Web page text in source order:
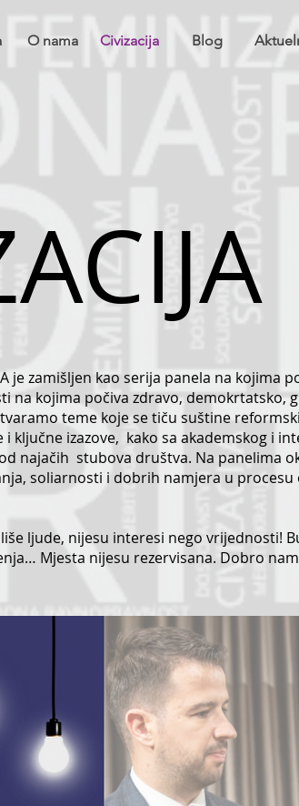
O nama Civizacija Blog
je zamišljen kao serija panela na kojima
na kojima počiva zdravo, demokrtatsko,
teme koje se tiču suštine
ključne izazove, kako sa akademskog i
najačih stubova društva. Na panelima
soliarnosti i dobrih namjera u
ljude, nijesu interesi nego vrijednosti!
Mjesta nijesu rezervisana. Dobro